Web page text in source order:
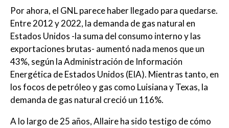
Por ahora, el GNL parece haber llegado para quedarse.
Entre 2012 y 2022, la demanda de gas natural en
Estados Unidos -la suma del consumo interno y las
exportaciones brutas- aumentó nada menos que un
43%, según la Administración de Información
Energética de Estados Unidos (EIA). Mientras tanto, en
los focos de petróleo y gas como Luisiana y Texas, la
demanda de gas natural creció un 116%.
A lo largo de 25 años, Allaire ha sido testigo de cómo